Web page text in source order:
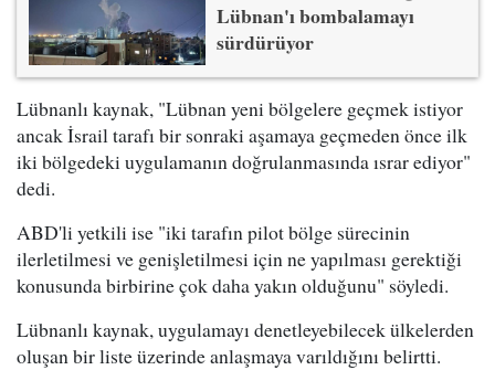
Lübnan'ı bombalamayı
sürdürüyor
Lübnanlı kaynak, "Lübnan yeni bölgelere geçmek istiyor
ancak İsrail tarafı bir sonraki aşamaya geçmeden önce ilk
iki bölgedeki uygulamanın doğrulanmasında ısrar ediyor"
dedi.
ABD'li yetkili ise "iki tarafın pilot bölge sürecinin
ilerletilmesi ve genişletilmesi için ne yapılması gerektiği
konusunda birbirine çok daha yakın olduğunu" söyledi.
Lübnanlı kaynak, uygulamayı denetleyebilecek ülkelerden
oluşan bir liste üzerinde anlaşmaya varıldığını belirtti.